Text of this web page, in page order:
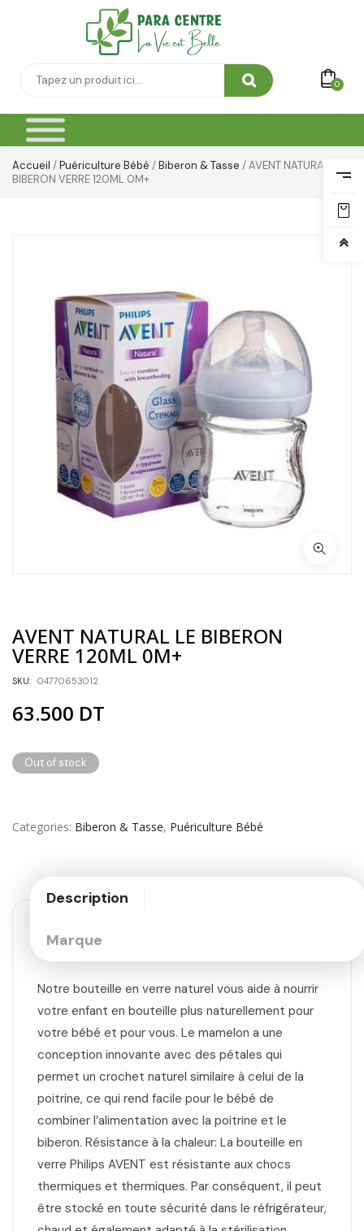
0
Accueil /Puériculture Bébé /Biberon & Tasse / AVENT NATURAL LE
BIBERON VERRE 120ML 0M+
AVENT NATURAL LE BIBERON
VERRE 120ML 0M+
SKU: 04770653012
63.500 DT
Out of stock
Categories Biberon & Tasse, Puériculture Bébé
Description
Marque
Notre bouteille en verre naturel vous aide à nourrir
votre enfant en bouteille plus naturellement pour
votre bébé et pour vous. Le mamelon a une
conception innovante avec des pétales qui
permet un crochet naturel similaire à celui de la
poitrine, ce qui rend facile pour le bébé de
combiner l’alimentation avec la poitrine et le
biberon. Résistance à la chaleur: La bouteille en
verre Philips AVENT est résistante aux chocs
thermiques et thermiques. Par conséquent, il peut
être stocké en toute sécurité dans le réfrigérateur,